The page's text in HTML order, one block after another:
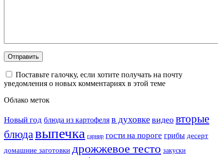
Поставьте галочку, если хотите получать на почту
уведомления о новых комментариях в этой теме
Облако меток
Новый год блюда из картофеля в духовке видео вторые
блюдавыпечка гарнир гости на пороге грибы десерт
домашние заготовки дрожжевое тесто закуски